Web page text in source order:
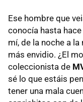
Ese hombre que
conocía hasta
mí, de la noche a
más envidio. ¿El
coleccionista de
sé lo que estáis
tener una mala